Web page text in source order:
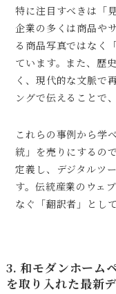
特に注目すべきは「
企業の多くは商品や
る商品写真ではなく
ています。また、歴
く、現代的な文脈で
ングで伝えることで
これらの事例から学
統」を売りにするの
定義し、デジタルツ
す。伝統産業のウェ
なぐ「翻訳者」とし
3. 和モダンホーム
を取り入れた最新